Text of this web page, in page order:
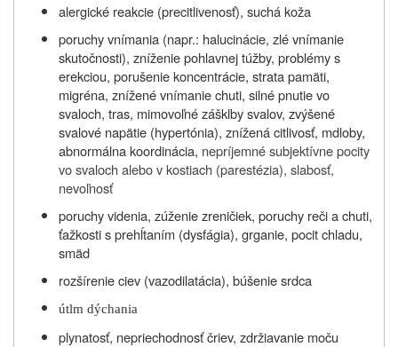
alergické reakcie (precitlivenosť), suchá koža
poruchy vnímania (napr.: halucinácie, zlé vnímanie
skutočnosti), zníženie pohlavnej túžby, problémy s
erekciou, porušenie koncentrácie, strata pamäti,
migréna, znížené vnímanie chuti, silné pnutie vo
svaloch, tras, mimovoľné zášklby svalov, zvýšené
svalové napätie (hypertónia), znížená citlivosť, mdloby,
abnormálna koordinácia, nepríjemné subjektívne pocity
vo svaloch alebo v kostiach (parestézia), slabosť,
nevoľnosť
poruchy videnia, zúženie zreničiek, poruchy reči a chuti,
ťažkosti s prehĺtaním (dysfágia), grganie, pocit chladu,
smäd
rozšírenie ciev (vazodilatácia), búšenie srdca
útlm dýchania
plynatosť, nepriechodnosť čriev, zdržiavanie moču